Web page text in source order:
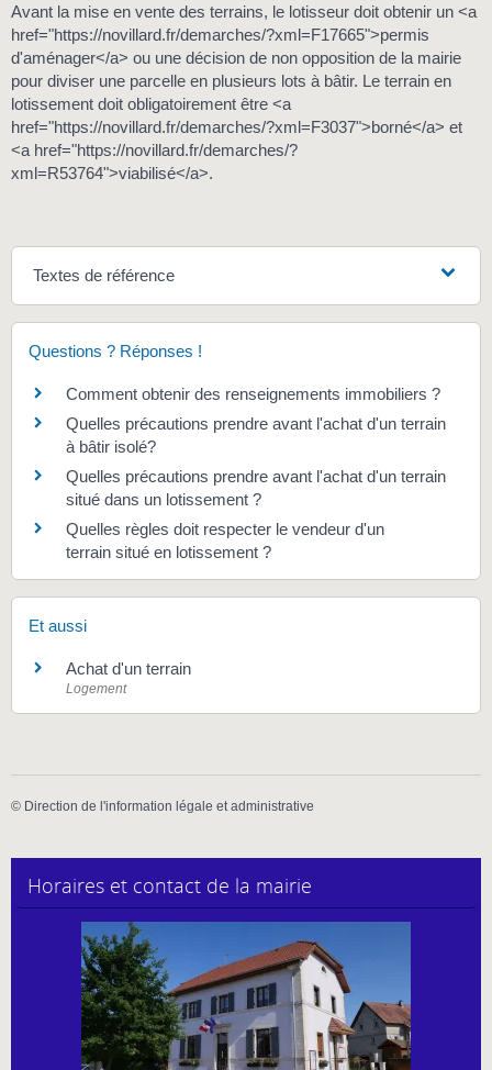
Avant la mise en vente des terrains, le lotisseur doit obtenir un <a
href="https://novillard.fr/demarches/?xml=F17665">permis
d'aménager</a> ou une décision de non opposition de la mairie
pour diviser une parcelle en plusieurs lots à bâtir. Le terrain en
lotissement doit obligatoirement être <a
href="https://novillard.fr/demarches/?xml=F3037">borné</a> et
<a href="https://novillard.fr/demarches/?
xml=R53764">viabilisé</a>.
Textes de référence
Questions ? Réponses !
Comment obtenir des renseignements immobiliers ?
Quelles précautions prendre avant l'achat d'un terrain
à bâtir isolé?
Quelles précautions prendre avant l'achat d'un terrain
situé dans un lotissement ?
Quelles règles doit respecter le vendeur d'un
terrain situé en lotissement ?
Et aussi
Achat d'un terrain
Logement
© Direction de l'information légale et administrative
Horaires et contact de la mairie